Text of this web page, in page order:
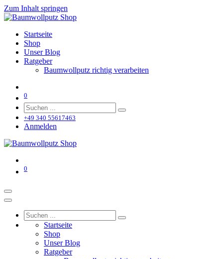
Zum Inhalt springen
Startseite
Shop
Unser Blog
Ratgeber
Baumwollputz richtig verarbeiten
0
+49 340 55617463
Anmelden
0
Startseite
Shop
Unser Blog
Ratgeber